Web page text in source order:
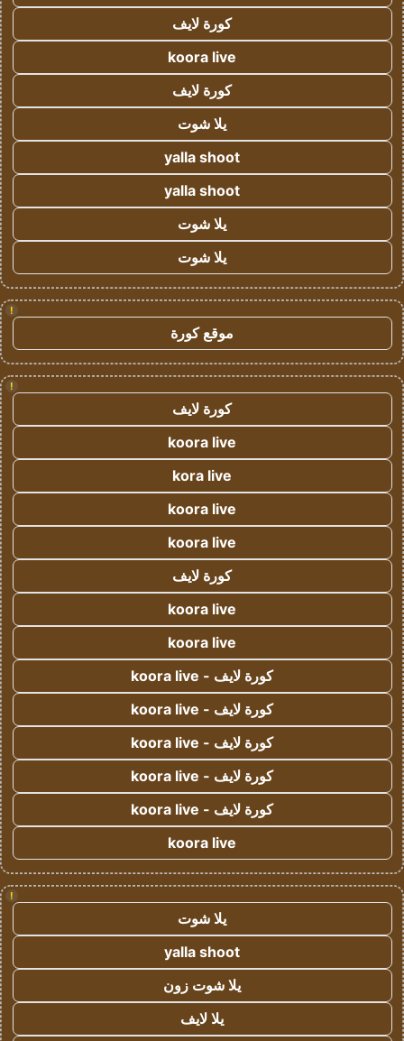
كورة لايف
koora live
كورة لايف
يلا شوت
yalla shoot
yalla shoot
يلا شوت
يلا شوت
!
موقع كورة
!
كورة لايف
koora live
kora live
koora live
koora live
كورة لايف
koora live
koora live
كورة لايف - koora live
كورة لايف - koora live
كورة لايف - koora live
كورة لايف - koora live
كورة لايف - koora live
koora live
!
يلا شوت
yalla shoot
يلا شوت زون
يلا لايف